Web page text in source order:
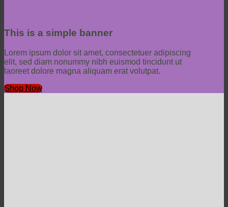
This is a simple banner
Lorem ipsum dolor sit amet, consectetuer adipiscing
elit, sed diam nonummy nibh euismod tincidunt ut
laoreet dolore magna aliquam erat volutpat.
Shop Now